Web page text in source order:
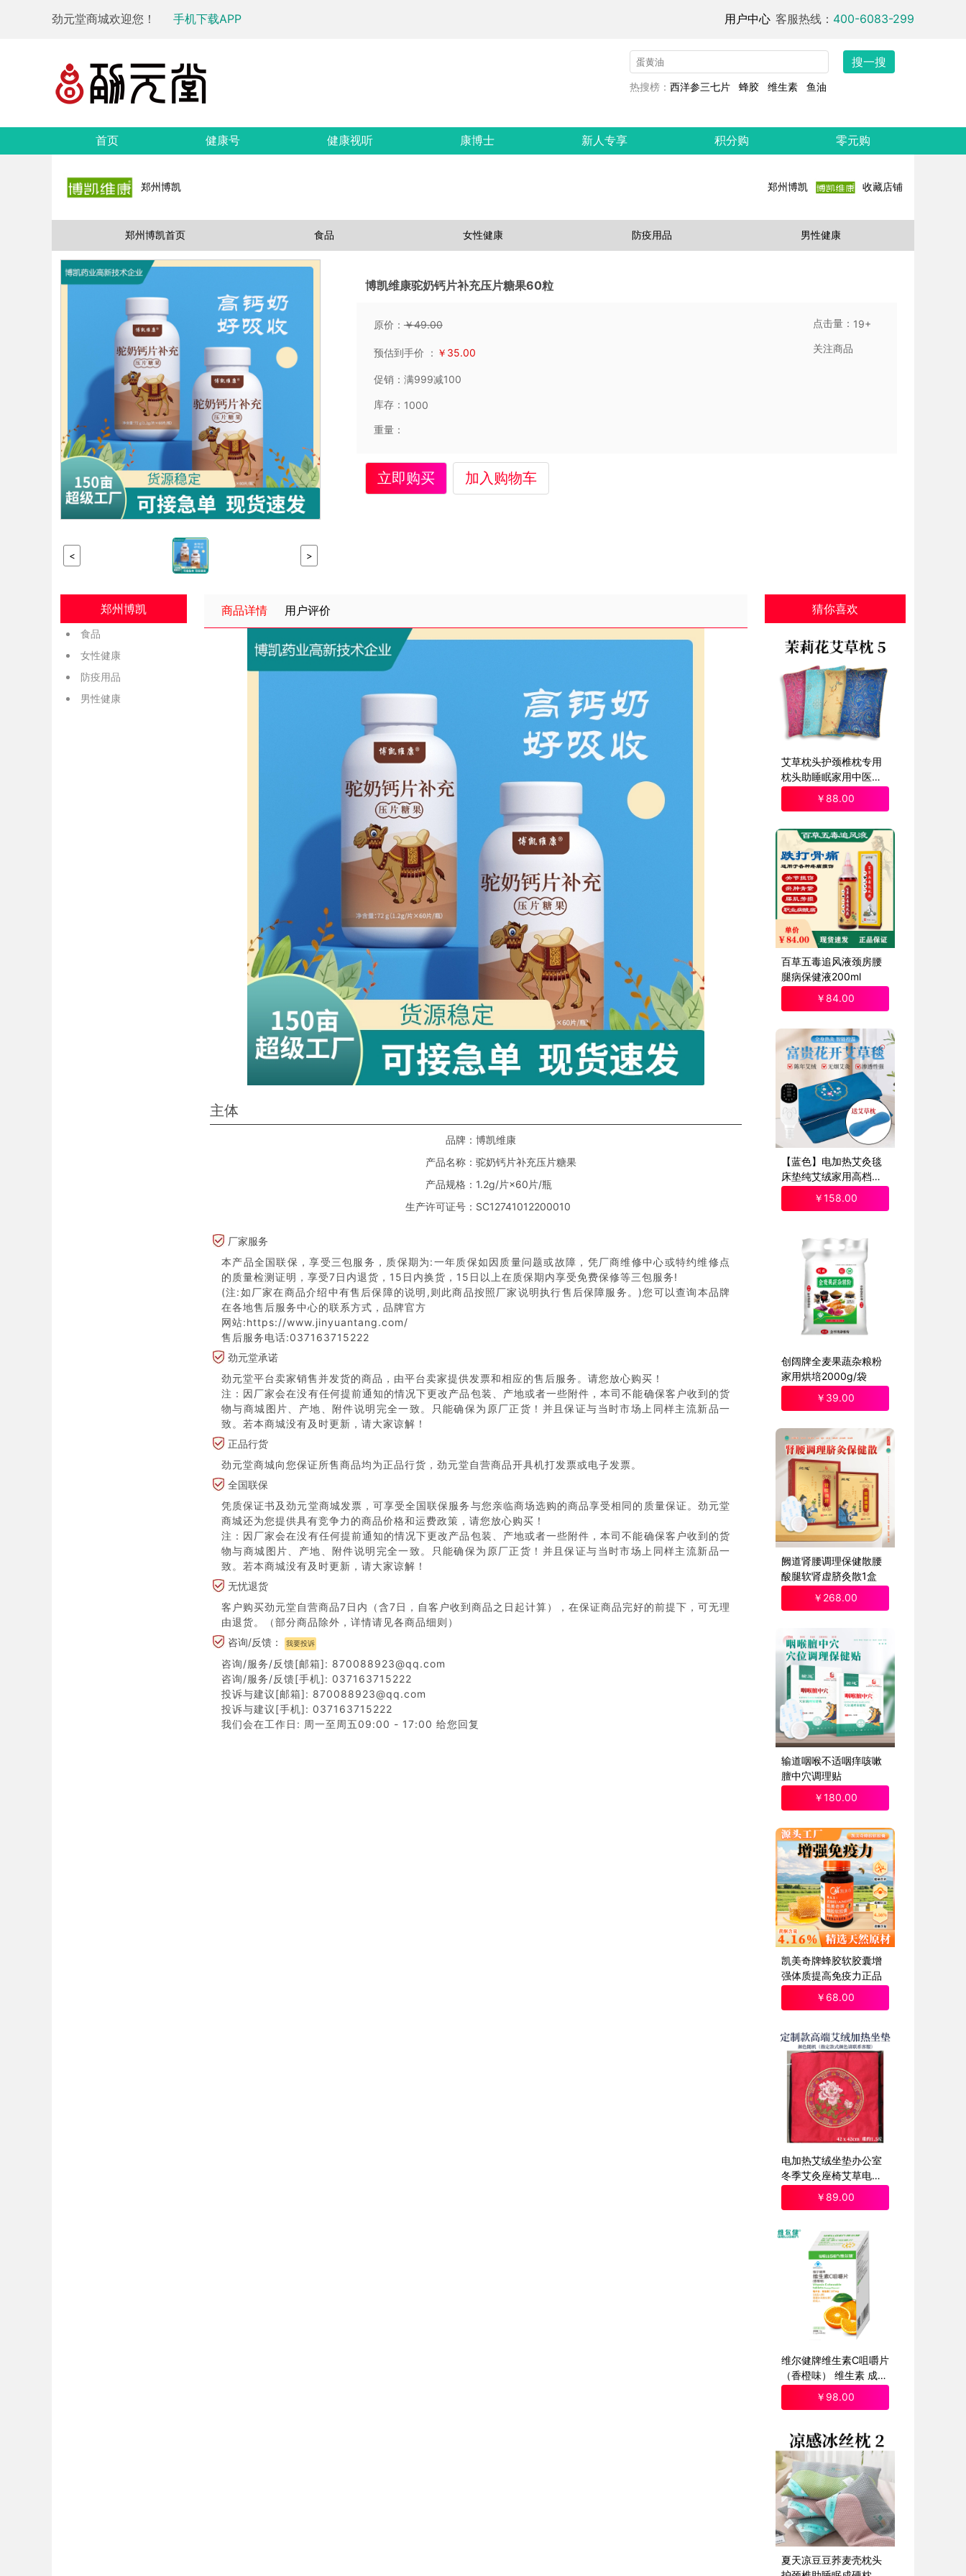
劲元堂商城欢迎您！ 手机下载APP 用户中心 客服热线： 400-6083-299
搜一搜
热搜榜： 西洋参三七片 蜂胶 维生素 鱼油
首页 健康号 健康视听 康博士 新人专享 积分购 零元购
郑州博凯 郑州博凯 收藏店铺
郑州博凯首页 食品 女性健康 防疫用品 男性健康
< >
博凯维康驼奶钙片补充压片糖果60粒
原价：￥49.00
预估到手价 ： ￥ 35.00
促销： 满999减100
库存： 1000
重量：
点击量： 19+
关注商品
立即购买 加入购物车
郑州博凯
食品
女性健康
防疫用品
男性健康
商品详情 用户评价
主体
品牌： 博凯维康
产品名称： 驼奶钙片补充压片糖果
产品规格： 1.2g/片×60片/瓶
生产许可证号： SC12741012200010
厂家服务
本产品全国联保，享受三包服务，质保期为:一年质保如因质量问题或故障，凭厂商维修中心或特约维修点
的质量检测证明，享受7日内退货，15日内换货，15日以上在质保期内享受免费保修等三包服务!
(注:如厂家在商品介绍中有售后保障的说明,则此商品按照厂家说明执行售后保障服务。)您可以查询本品牌
在各地售后服务中心的联系方式，品牌官方
网站:https://www.jinyuantang.com/
售后服务电话:037163715222
劲元堂承诺
劲元堂平台卖家销售并发货的商品，由平台卖家提供发票和相应的售后服务。请您放心购买！
注：因厂家会在没有任何提前通知的情况下更改产品包装、产地或者一些附件，本司不能确保客户收到的货
物与商城图片、产地、附件说明完全一致。只能确保为原厂正货！并且保证与当时市场上同样主流新品一
致。若本商城没有及时更新，请大家谅解！
正品行货
劲元堂商城向您保证所售商品均为正品行货，劲元堂自营商品开具机打发票或电子发票。
全国联保
凭质保证书及劲元堂商城发票，可享受全国联保服务与您亲临商场选购的商品享受相同的质量保证。劲元堂
商城还为您提供具有竞争力的商品价格和运费政策，请您放心购买！
注：因厂家会在没有任何提前通知的情况下更改产品包装、产地或者一些附件，本司不能确保客户收到的货
物与商城图片、产地、附件说明完全一致。只能确保为原厂正货！并且保证与当时市场上同样主流新品一
致。若本商城没有及时更新，请大家谅解！
无忧退货
客户购买劲元堂自营商品7日内（含7日，自客户收到商品之日起计算），在保证商品完好的前提下，可无理
由退货。（部分商品除外，详情请见各商品细则）
咨询/反馈：
我要投诉
咨询/服务/反馈[邮箱]: 870088923@qq.com
咨询/服务/反馈[手机]: 037163715222
投诉与建议[邮箱]: 870088923@qq.com
投诉与建议[手机]: 037163715222
我们会在工作日: 周一至周五09:00 - 17:00 给您回复
猜你喜欢
艾草枕头护颈椎枕专用
枕头助睡眠家用中医养
生护颈艾枕
￥88.00
百草五毒追风液颈房腰
腿病保健液200ml
￥84.00
【蓝色】电加热艾灸毯
床垫纯艾绒家用高档加
热垫
￥158.00
创阔牌全麦果蔬杂粮粉
家用烘培2000g/袋
￥ 39.00
阙道肾腰调理保健散腰
酸腿软肾虚脐灸散1盒
￥ 268.00
输道咽喉不适咽痒咳嗽
膻中穴调理贴
￥180.00
凯美奇牌蜂胶软胶囊增
强体质提高免疫力正品
￥ 68.00
电加热艾绒坐垫办公室
冬季艾灸座椅艾草电子
久坐椅子垫
￥89.00
维尔健牌维生素C咀嚼片
（香橙味） 维生素 成人
1.2gx60片
￥ 98.00
夏天凉豆豆荞麦壳枕头